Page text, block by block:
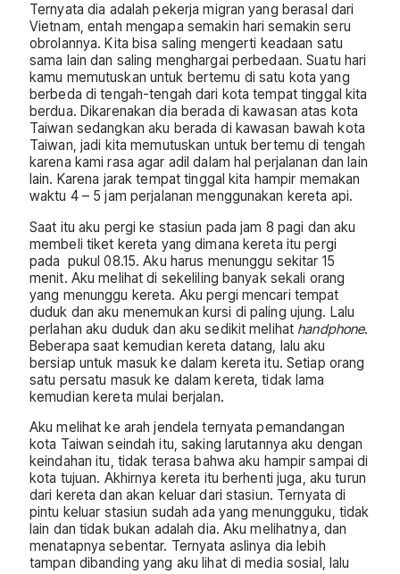
Ternyata dia adalah pekerja migran yang berasal dari
Vietnam, entah mengapa semakin hari semakin seru
obrolannya. Kita bisa saling mengerti keadaan satu
sama lain dan saling menghargai perbedaan. Suatu hari
kamu memutuskan untuk bertemu di satu kota yang
berbeda di tengah-tengah dari kota tempat tinggal kita
berdua. Dikarenakan dia berada di kawasan atas kota
Taiwan sedangkan aku berada di kawasan bawah kota
Taiwan, jadi kita memutuskan untuk bertemu di tengah
karena kami rasa agar adil dalam hal perjalanan dan lain
lain. Karena jarak tempat tinggal kita hampir memakan
waktu 4 – 5 jam perjalanan menggunakan kereta api.
Saat itu aku pergi ke stasiun pada jam 8 pagi dan aku
membeli tiket kereta yang dimana kereta itu pergi
pada pukul 08.15. Aku harus menunggu sekitar 15
menit. Aku melihat di sekeliling banyak sekali orang
yang menunggu kereta. Aku pergi mencari tempat
duduk dan aku menemukan kursi di paling ujung. Lalu
perlahan aku duduk dan aku sedikit melihat handphone.
Beberapa saat kemudian kereta datang, lalu aku
bersiap untuk masuk ke dalam kereta itu. Setiap orang
satu persatu masuk ke dalam kereta, tidak lama
kemudian kereta mulai berjalan.
Aku melihat ke arah jendela ternyata pemandangan
kota Taiwan seindah itu, saking larutannya aku dengan
keindahan itu, tidak terasa bahwa aku hampir sampai di
kota tujuan. Akhirnya kereta itu berhenti juga, aku turun
dari kereta dan akan keluar dari stasiun. Ternyata di
pintu keluar stasiun sudah ada yang menungguku, tidak
lain dan tidak bukan adalah dia. Aku melihatnya, dan
menatapnya sebentar. Ternyata aslinya dia lebih
tampan dibanding yang aku lihat di media sosial, lalu